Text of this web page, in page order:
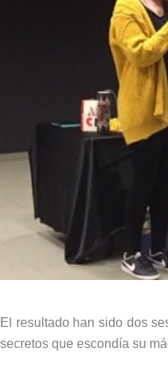
El resultado han sido dos
secretos que escondía su